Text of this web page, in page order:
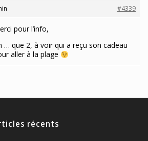
#4339
pour l’info,
… que 2, à voir qui a reçu son cadeau
aller à la plage
récents